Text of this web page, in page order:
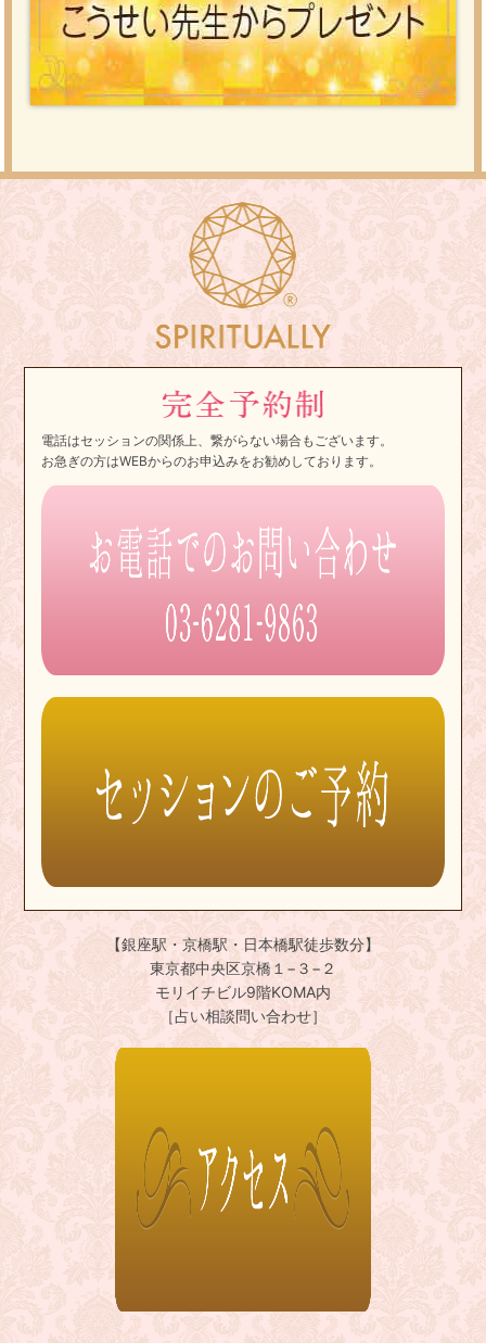
電話はセッションの関係上、繋がらない場合もございます。
お急ぎの方はWEBからのお申込みをお勧めしております。
【銀座駅・京橋駅・日本橋駅徒歩数分】
東京都中央区京橋１−３−２
モリイチビル9階KOMA内
［占い相談問い合わせ］